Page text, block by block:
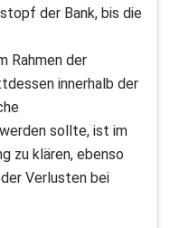
der Bank, bis die
Rahmen der
innerhalb der
sollte, ist im
zu klären, ebenso
Verlusten bei